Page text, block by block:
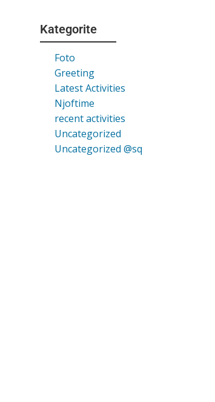
Kategorite
Foto
Greeting
Latest Activities
Njoftime
recent activities
Uncategorized
Uncategorized @sq